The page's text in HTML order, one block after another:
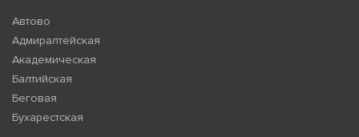
Автово
Адмиралтейская
Академическая
Балтийская
Беговая
Бухарестская